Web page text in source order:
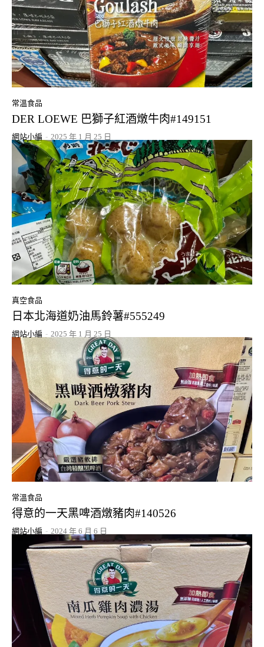
常溫食品
DER LOEWE 巴獅子紅酒燉牛肉#149151
網站小編 - 2025 年 1 月 25 日
真空食品
日本北海道奶油馬鈴薯#555249
網站小編 - 2025 年 1 月 25 日
常溫食品
得意的一天黑啤酒燉豬肉#140526
網站小編 - 2024 年 6 月 6 日